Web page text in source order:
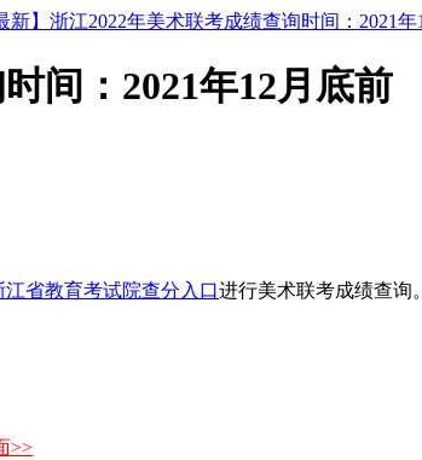
新】浙江2022年美术联考成绩查询时间：2021
间：2021年12月底前
江省教育考试院查分入口进行美术联考成绩查询
>>